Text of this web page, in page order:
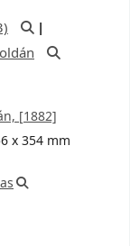
[1882]
x 354 mm